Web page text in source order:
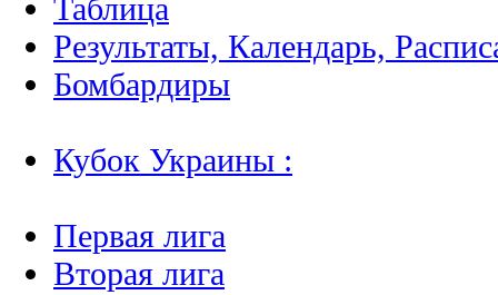
Таблица
Результаты, Календарь,
Бомбардиры
Кубок Украины :
Первая лига
Вторая лига